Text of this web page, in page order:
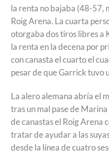
la renta no bajaba (48-57,
Roig Arena. La cuarta
otorgaba dos tiros libres a
la renta en la decena por
con canasta el cuarto el
pesar de que Garrick tuvo
La alero alemana abría el
tras un mal pase de
de canastas el Roig Arena
tratar de ayudar a las
desde la línea de cuatro